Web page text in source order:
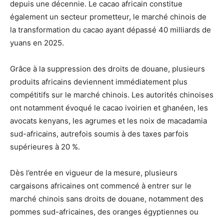
depuis une décennie. Le cacao africain constitue
également un secteur prometteur, le marché chinois de
la transformation du cacao ayant dépassé 40 milliards de
yuans en 2025.
Grâce à la suppression des droits de douane, plusieurs
produits africains deviennent immédiatement plus
compétitifs sur le marché chinois. Les autorités chinoises
ont notamment évoqué le cacao ivoirien et ghanéen, les
avocats kenyans, les agrumes et les noix de macadamia
sud-africains, autrefois soumis à des taxes parfois
supérieures à 20 %.
Dès l’entrée en vigueur de la mesure, plusieurs
cargaisons africaines ont commencé à entrer sur le
marché chinois sans droits de douane, notamment des
pommes sud-africaines, des oranges égyptiennes ou